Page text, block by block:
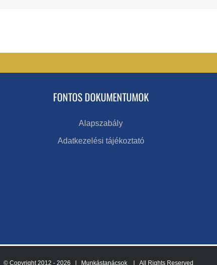
FONTOS DOKUMENTUMOK
Alapszabály
Adatkezelési tájékoztató
© Copyright 2012 - 2026 | Munkástanácsok | All Rights Reserved